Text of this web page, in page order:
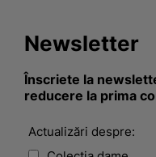
Newsletter
Înscriete la
reducere la prima
Actualizări despre: